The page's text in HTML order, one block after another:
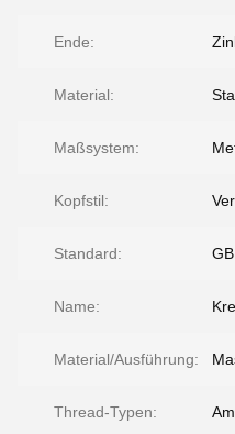
Ende:
Material:
Maßsystem:
Kopfstil:
Standard: GB
Name:
Material/Ausführung:
Thread-Typen: